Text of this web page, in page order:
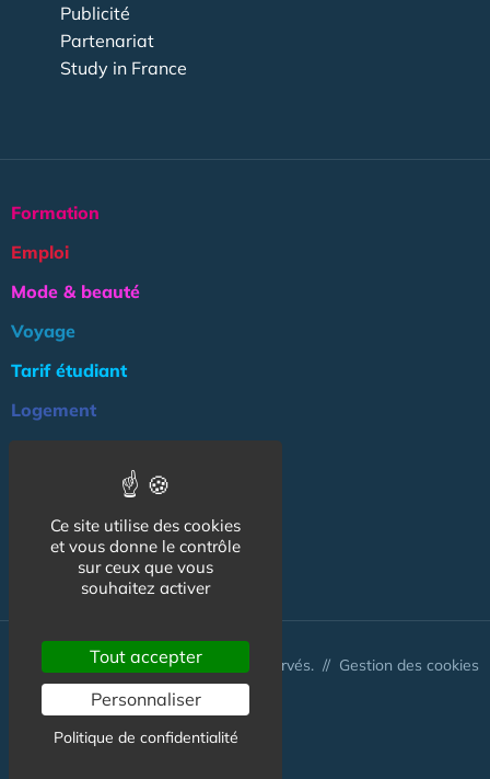
Publicité
Partenariat
Study in France
Formation
Emploi
Mode & beauté
Voyage
Tarif étudiant
Logement
Association
NOS AUTRES SITES :
© CapCampus 2026 - Tous droits réservés. // Gestion des cookies
Ce site utilise des cookies
et vous donne le contrôle
sur ceux que vous
souhaitez activer
Tout accepter
Personnaliser
Politique de confidentialité